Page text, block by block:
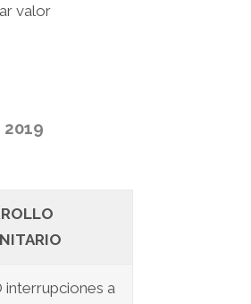
valor
2019
interrupciones a